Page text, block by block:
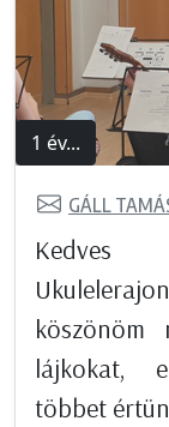
1 év...
GÁLL
Kedves
köszönöm
lájkokat,
többet